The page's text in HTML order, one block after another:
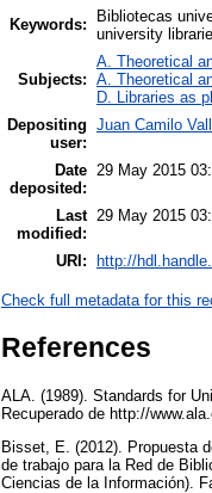
Keywords:
Bibliotecas
university
Subjects:
A. Theoretical
A. Theoretical
D. Libraries as
Depositing
user:
Juan Camilo
Date
deposited:
29 May 2015
Last
modified:
29 May 2015
URI: http://
Check full metadata for this
References
ALA. (1989). Standards for
Recuperado de http://
Bisset, E. (2012). Propuesta
de trabajo para la Red de
Ciencias de la Información).